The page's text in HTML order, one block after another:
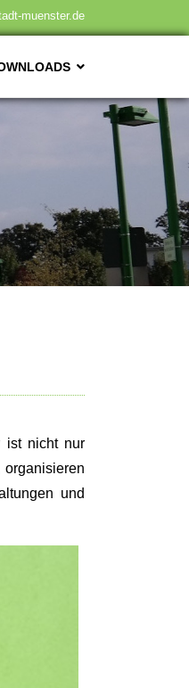
muenster.de
ist nicht nur
und